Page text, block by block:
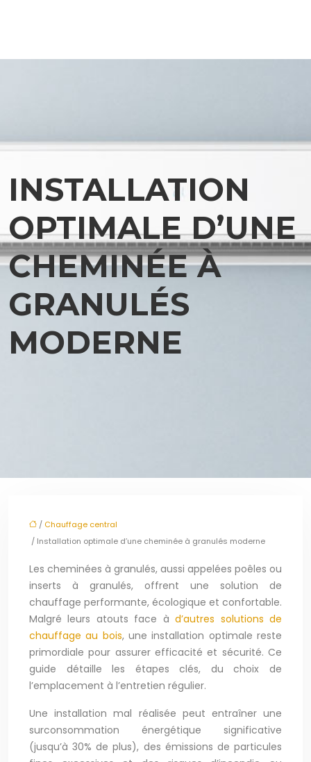
INSTALLATION
OPTIMALE D’UNE
CHEMINÉE À
GRANULÉS
MODERNE
/ Chauffage central
/ Installation optimale d’une cheminée à granulés moderne
Les cheminées à granulés, aussi appelées poêles ou
inserts à granulés, offrent une solution de
chauffage performante, écologique et confortable.
Malgré leurs atouts face àd’autres solutions de
chauffage au bois, une installation optimale reste
primordiale pour assurer efficacité et sécurité. Ce
guide détaille les étapes clés, du choix de
l’emplacement à l’entretien régulier.
Une installation mal réalisée peut entraîner une
surconsommation énergétique significative
(jusqu’à 30% de plus), des émissions de particules